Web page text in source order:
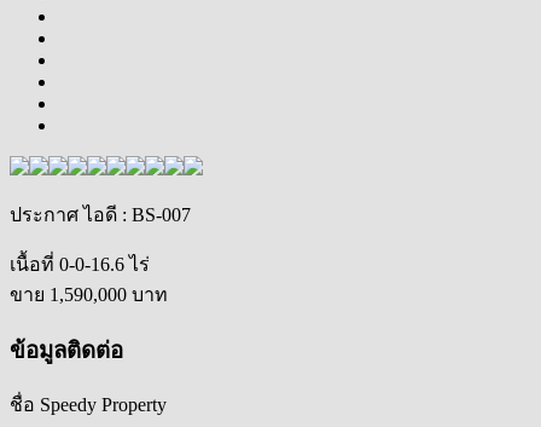
ประกาศ ไอดี : BS-007
เนื้อที่ 0-0-16.6 ไร่
ขาย 1,590,000 บาท
ข้อมูลติดต่อ
ชื่อ Speedy Property